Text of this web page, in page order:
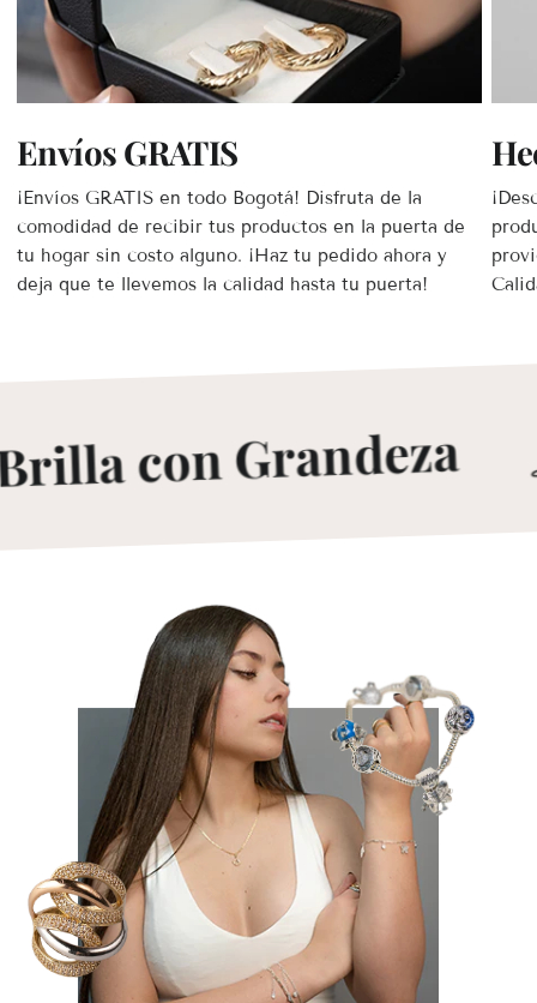
Envíos GRATIS
¡Envíos GRATIS en todo Bogotá! Disfruta de la
comodidad de recibir tus productos en la puerta de
tu hogar sin costo alguno. ¡Haz tu pedido ahora y
deja que te llevemos la calidad hasta tu puerta!
con Grandeza